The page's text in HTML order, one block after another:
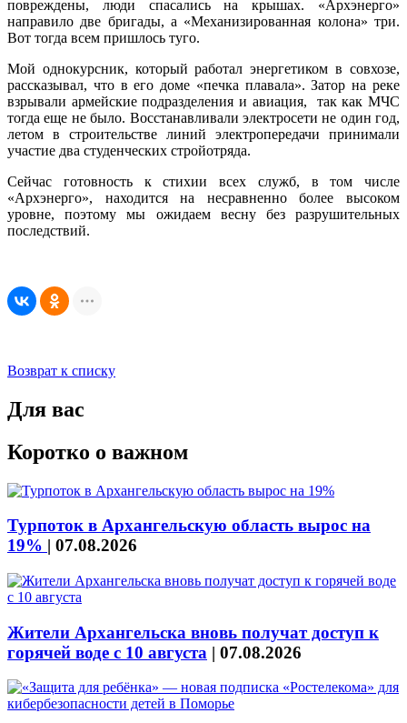
повреждены, люди спасались на крышах. «Архэнерго»
направило две бригады, а «Механизированная колона» три.
Вот тогда всем пришлось туго.
Мой однокурсник, который работал энергетиком в совхозе,
рассказывал, что в его доме «печка плавала». Затор на реке
взрывали армейские подразделения и авиация, так как МЧС
тогда еще не было. Восстанавливали электросети не один год,
летом в строительстве линий электропередачи принимали
участие два студенческих стройотряда.
Сейчас готовность к стихии всех служб, в том числе
«Архэнерго», находится на несравненно более высоком
уровне, поэтому мы ожидаем весну без разрушительных
последствий.
Возврат к списку
Для вас
Коротко о важном
Турпоток в Архангельскую область вырос на
19% | 07.08.2026
Жители Архангельска вновь получат доступ к
горячей воде с 10 августа | 07.08.2026